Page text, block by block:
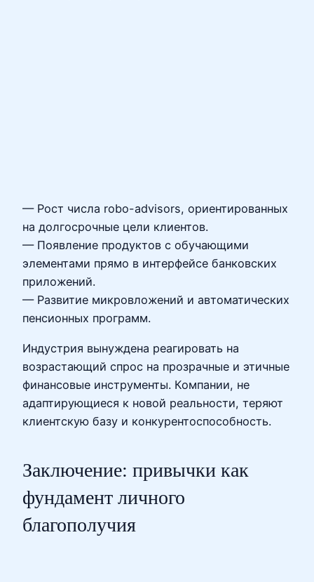
— Рост числа robo-advisors, ориентированных
на долгосрочные цели клиентов.
— Появление продуктов с обучающими
элементами прямо в интерфейсе банковских
приложений.
— Развитие микровложений и автоматических
пенсионных программ.
Индустрия вынуждена реагировать на
возрастающий спрос на прозрачные и этичные
финансовые инструменты. Компании, не
адаптирующиеся к новой реальности, теряют
клиентскую базу и конкурентоспособность.
Заключение: привычки как
фундамент личного
благополучия